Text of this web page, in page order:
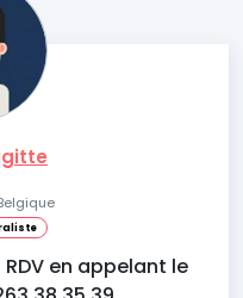
en appelant le